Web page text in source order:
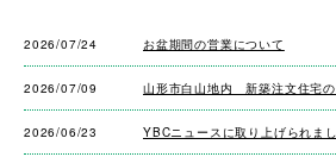
2026/07/24 お盆期間の営業について
2026/07/09 山形市白山地内 新築注文住宅の
2026/06/23 YBCニュースに取り上げられま